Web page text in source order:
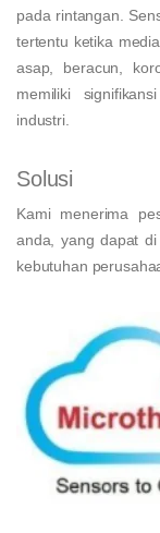
pada rintangan.
tertentu ketika
asap, beracun,
memiliki
industri.
Solusi
Kami menerima
anda, yang dapat
kebutuhan